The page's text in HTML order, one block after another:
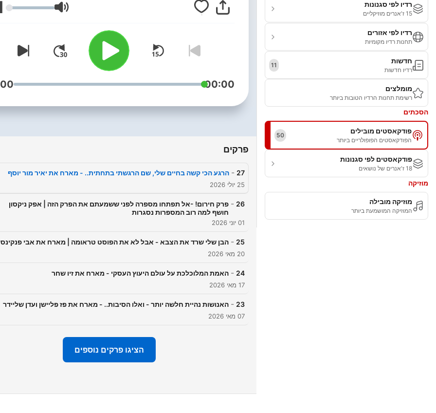
רדיו לפי סגנונות
15 ז'אנרים מוזיקליים
רדיו לפי אזורים
תחנות רדיו מקומיות
חדשות
רדיו חדשות
11
מומלצים
רשימת תחנות הרדיו הטובות ביותר
הסכתים
פודקאסטים מובילים
הפודקאסטים הפופולריים ביותר
50
פודקאסטים לפי סגנונות
18 ז'אנרים של נושאים
מוזיקה
מוזיקה מובילה
המוזיקה המושמעת ביותר
עוצמת שמע
00:00
פרקים
27
- הרגע הכי קשה בחיים שלי, שם הרגשתי בתחתית.. - מארח את יאיר מור יוסף
25 יולי 2026
26
- פרק חירום! -אל תפתחו מספרה לפני ששמעתם את הפרק הזה | אפק ניקסון
חושף למה רוב המספרות נסגרות
01 יוני 2026
25
- הבן שלי שרד את הצבא - אבל לא את הפוסט טראומה | מארח את אבי
20 מאי 2026
24
- האמת המלוכלכת על עולם היעוץ העסקי - מארח את זיו שחר
17 מאי 2026
23
- האנושות נהיית חלשה יותר - ואלו הסיבות.. - מארח את פז פליישן ועדן שליידר
07 מאי 2026
הציגו פרקים נוספים